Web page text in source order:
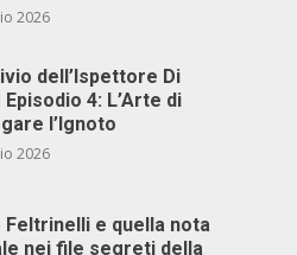
2026
dell’Ispettore Di
Episodio 4: L’Arte di
l’Ignoto
2026
Feltrinelli e quella nota
nei file segreti della